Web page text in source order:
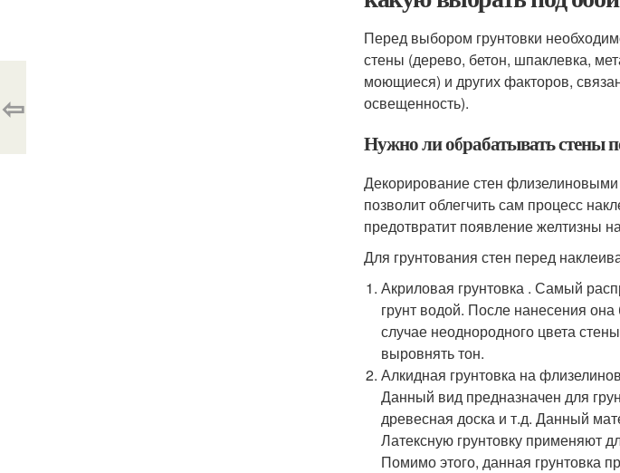
Перед выбором грунтовки
стены (дерево, бетон, шпаклевка,
моющиеся) и других факторов,
освещенность).
Нужно ли обрабатывать стены
Декорирование стен
позволит облегчить сам процесс
предотвратит появление желтизны
Для грунтования стен перед
Акриловая грунтовка . Самый
грунт водой. После нанесения
случае неоднородного цвета
выровнять тон.
Алкидная грунтовка на
Данный вид предназначен для
древесная доска и т.д. Данный
Латексную грунтовку применяют
Помимо этого, данная грунтовка
⇦